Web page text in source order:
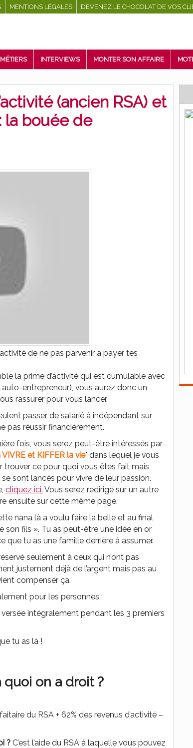
MENTIONS LÉGALES DEVENEZ LE CHOCOLAT DE VOS
INTERVIEWS MONTER SON AFFAIRE
(ancien RSA) et
la bouée de
de ne pas parvenir à payer tes
la prime d’activité qui est cumulable avec
entrepreneur), vous aurez donc un
rassurer pour vous lancer.
passer de salarié à indépendant sur
pas réussir financièrement.
fois, vous serez peut-être intéressés par
et KIFFER la vie" dans lequel je vous
ce pour quoi vous êtes fait mais
sont lancés pour vivre de leur passion.
cliquez ici. Vous serez redirigé sur un autre
ensuite sur cette même page.
nana là a voulu faire la belle et au final
son fils ». Tu as peut-être une idée en or
que tu as une famille derrière à assumer.
seulement à ceux qui n’ont pas
justement déjà de l’argent mais pas au
compenser ça.
pour les personnes :
intégralement pendant les 3 premiers
tu as là !
on a droit ?
du RSA + 62% des revenus d’activité –
? C’est l’aide du RSA à laquelle vous pouvez